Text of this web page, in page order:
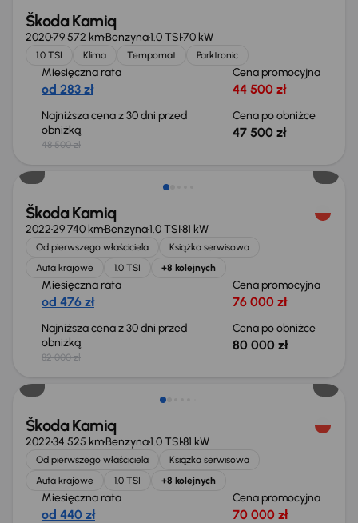
Škoda Kamiq
202079 572 kmBenzyna1.0 TSI70 kW
1.0 TSI Klima Tempomat Parktronic
Miesięczna rata
od 283 zł
Cena promocyjna
44 500 zł
Najniższa cena z 30 dni przed
obniżką
48 500 zł
Cena po obniżce
47 500 zł
Taniej o 2 000 zł
Škoda Kamiq
202229 740 kmBenzyna1.0 TSI81 kW
Od pierwszego właściciela
Książka serwisowa
Auta krajowe
1.0 TSI +8 kolejnych
Miesięczna rata
od 476 zł
Cena promocyjna
76 000 zł
Najniższa cena z 30 dni przed
obniżką
82 000 zł
Cena po obniżce
80 000 zł
Możliwość odliczenia VAT
Škoda Kamiq
202234 525 kmBenzyna1.0 TSI81 kW
Od pierwszego właściciela
Książka serwisowa
Auta krajowe
1.0 TSI +8 kolejnych
Miesięczna rata
od 440 zł
Cena promocyjna
70 000 zł